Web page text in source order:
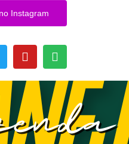
Instagram